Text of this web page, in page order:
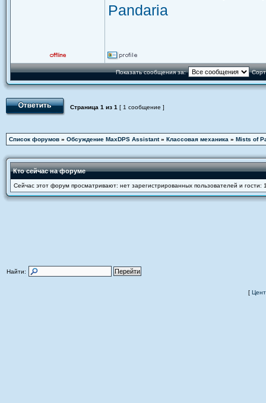
Pandaria
Показать сообщения за:
Страница 1 из 1 [ 1 сообщение ]
Список форумов » Обсуждение MaxDPS Assistant» Классовая механика » Mists of
Кто сейчас на форуме
Сейчас этот форум просматривают: нет зарегистрированных пользователей и гости:
Найти:
[